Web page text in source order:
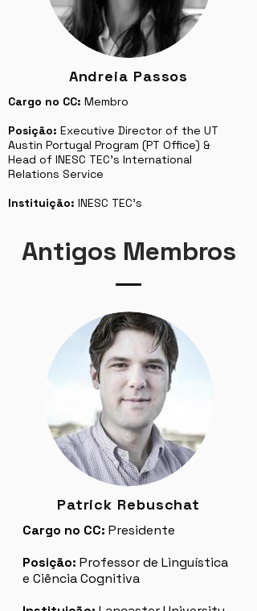
Andreia Passos
Cargo no CC: Membro
Posição: Executive Director of the UT
Austin Portugal Program (PT Office) &
Head of INESC TEC's International
Relations Service
Instituição: INESC TEC's
Antigos Membros
Patrick Rebuschat
Cargo no CC: Presidente
Posição: Professor de Linguística
e Ciência Cognitiva